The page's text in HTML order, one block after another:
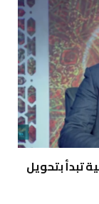
تبدأ بتحويل